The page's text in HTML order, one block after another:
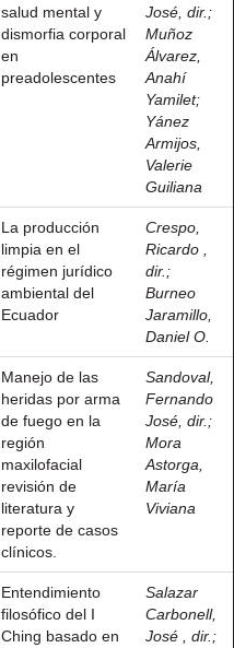
salud mental y
dismorfia corporal
en
preadolescentes
José, dir. ;
Muñoz
Álvarez,
Anahí
Yamilet;
Yánez
Armijos,
Valerie
Guiliana
La producción
limpia en el
régimen jurídico
ambiental del
Ecuador
Crespo,
Ricardo ,
dir. ;
Burneo
Jaramillo,
Daniel O.
Manejo de las
heridas por arma
de fuego en la
región
maxilofacial
revisión de
literatura y
reporte de casos
clínicos.
Sandoval,
Fernando
José, dir. ;
Mora
Astorga,
María
Viviana
Entendimiento
filosófico del I
Ching basado en
Salazar
Carbonell,
José , dir. ;